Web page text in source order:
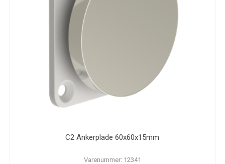
C2 Ankerplade 60x60x15mm
Varenummer: 12341